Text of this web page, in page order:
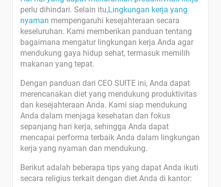
perlu dihindari. Selain itu,Lingkungan kerja yang
nyaman mempengaruhi kesejahteraan secara
keseluruhan. Kami memberikan panduan tentang
bagaimana mengatur lingkungan kerja Anda agar
mendukung gaya hidup sehat, termasuk memilih
makanan yang tepat.
Dengan panduan dari CEO SUITE ini, Anda dapat
merencanakan diet yang mendukung produktivitas
dan kesejahteraan Anda. Kami siap mendukung
Anda dalam menjaga kesehatan dan fokus
sepanjang hari kerja, sehingga Anda dapat
mencapai performa terbaik Anda dalam lingkungan
kerja yang nyaman dan mendukung.
Berikut adalah beberapa tips yang dapat Anda ikuti
secara religius terkait dengan diet Anda di kantor: